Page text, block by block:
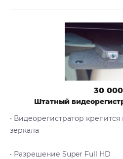
30
Штатный
• Видеорегистратор
зеркала
• Разрешение Super Full HD